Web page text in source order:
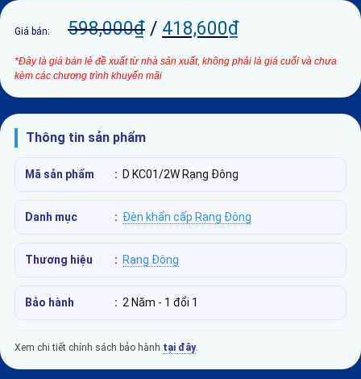
Giá bán: 598,000₫ / 418,600₫
*Đây là giá bán lẻ đề xuất từ nhà sản xuất, không phải là giá cuối và chưa
kèm các chương trình khuyến mãi
Thông tin sản phẩm
Mã sản phẩm : D KC01/2W Rạng Đông
Danh mục : Đèn khẩn cấp Rạng Đông
Thương hiệu : Rạng Đông
Bảo hành : 2 Năm - 1 đổi 1
Xem chi tiết chính sách bảo hành tại đây.